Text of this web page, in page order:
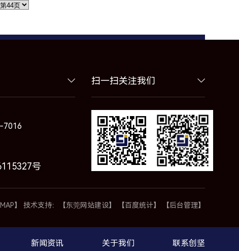
7016
号
扫一扫关注我们
】 技术支持： 【东莞网站建设】 【百度统计】 【后台管理】
新闻资讯 关于我们 联系创坚